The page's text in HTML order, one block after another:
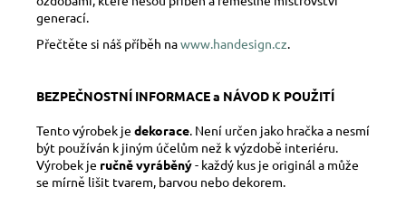
generací.
Přečtěte si náš příběh nawww.handesign.cz.
BEZPEČNOSTNÍ INFORMACE a NÁVOD K POUŽITÍ
Tento výrobek je dekorace. Není určen jako hračka a nesmí
být používán k jiným účelům než k výzdobě interiéru.
Výrobek je ručně vyráběný- každý kus je originál a může
se mírně lišit tvarem, barvou nebo dekorem.